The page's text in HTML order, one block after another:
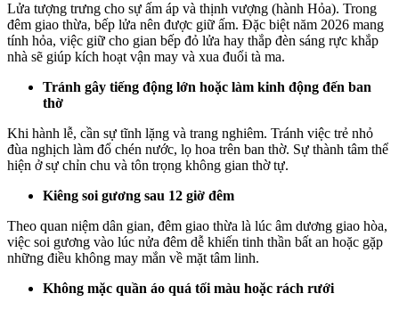
Lửa tượng trưng cho sự ấm áp và thịnh vượng (hành Hỏa). Trong
đêm giao thừa, bếp lửa nên được giữ ấm. Đặc biệt năm 2026 mang
tính hỏa, việc giữ cho gian bếp đỏ lửa hay thắp đèn sáng rực khắp
nhà sẽ giúp kích hoạt vận may và xua đuổi tà ma.
Tránh gây tiếng động lớn hoặc làm kinh động đến ban
thờ
Khi hành lễ, cần sự tĩnh lặng và trang nghiêm. Tránh việc trẻ nhỏ
đùa nghịch làm đổ chén nước, lọ hoa trên ban thờ. Sự thành tâm thể
hiện ở sự chỉn chu và tôn trọng không gian thờ tự.
Kiêng soi gương sau 12 giờ đêm
Theo quan niệm dân gian, đêm giao thừa là lúc âm dương giao hòa,
việc soi gương vào lúc nửa đêm dễ khiến tinh thần bất an hoặc gặp
những điều không may mắn về mặt tâm linh.
Không mặc quần áo quá tối màu hoặc rách rưới